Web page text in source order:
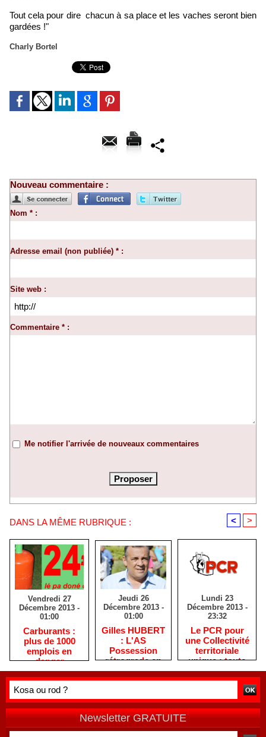
Tout cela pour dire chacun à sa place et les vaches seront bien
gardées !"
Charly Bortel
Nouveau commentaire :
Nom * :
Adresse email (non publiée) * :
Site web :
Commentaire * :
Me notifier l'arrivée de nouveaux commentaires
DANS LA MÊME RUBRIQUE : < >
Vendredi 27
Décembre 2013 -
01:00
Carburants :
plus de 1000
emplois en
danger
Jeudi 26
Décembre 2013 -
01:00
Gilles HUBERT
: L'AS
Possession
rétrograde en
deuxième
division
Lundi 23
Décembre 2013 -
23:32
Le PCR pour
une Collectivité
territoriale
unique : toute
autre prise de
position ne peut
qu'individuelle
Newsletter GRATUITE